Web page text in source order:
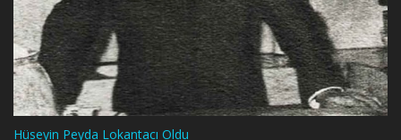
Hüseyin Peyda Lokantacı Oldu